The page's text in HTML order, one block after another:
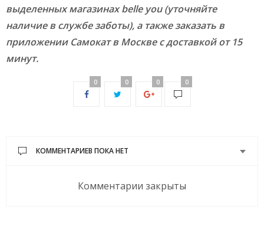
выделенных магазинах belle you (уточняйте
наличие в службе заботы), а также заказать в
приложении Самокат в Москве с доставкой от 15
минут.
0 0 0 0
КОММЕНТАРИЕВ ПОКА НЕТ
Комментарии закрыты